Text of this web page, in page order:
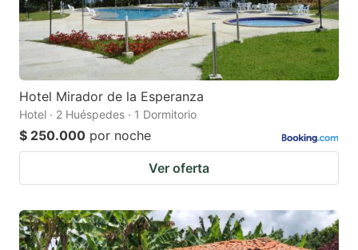
Hotel Mirador de la Esperanza
Hotel · 2 Huéspedes · 1 Dormitorio
$ 250.000 por noche
Ver oferta